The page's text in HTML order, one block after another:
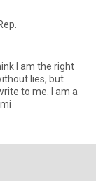
I am the right
lies, but
to me. I am a